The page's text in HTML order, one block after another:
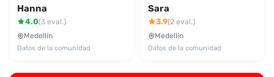
Hanna
4.0(3 eval.)
Medellín
Datos de la comunidad
Sara
3.9(2 eval.)
Medellín
Datos de la comunidad